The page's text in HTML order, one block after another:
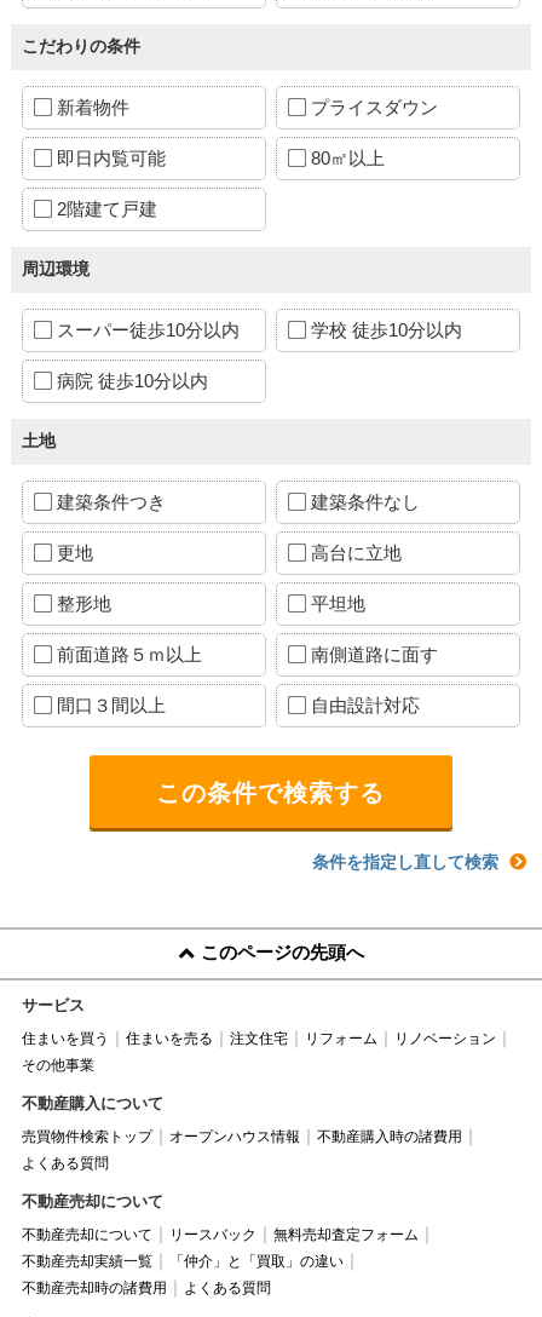
こだわりの条件
新着物件 プライスダウン
即日内覧可能 80㎡以上
2階建て戸建
周辺環境
スーパー徒歩10分以内 学校 徒歩10分以内
病院 徒歩10分以内
土地
建築条件つき 建築条件なし
更地 高台に立地
整形地 平坦地
前面道路５ｍ以上 南側道路に面す
間口３間以上 自由設計対応
条件を指定し直して検索
このページの先頭へ
サービス
住まいを買う 住まいを売る 注文住宅 リフォーム
リノベーション
その他事業
不動産購入について
売買物件検索トップ オープンハウス情報
不動産購入時の諸費用
よくある質問
不動産売却について
不動産売却について リースバック
無料売却査定フォーム
不動産売却実績一覧
「仲介」と「買取」の違い
不動産売却時の諸費用
よくある質問